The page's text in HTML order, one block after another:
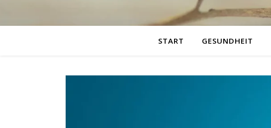
START GESUNDHEIT